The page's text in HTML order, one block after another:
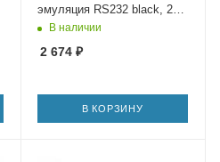
эмуляция RS232 black, 2m
cableВ наличии
2 674₽
В КОРЗИНУ